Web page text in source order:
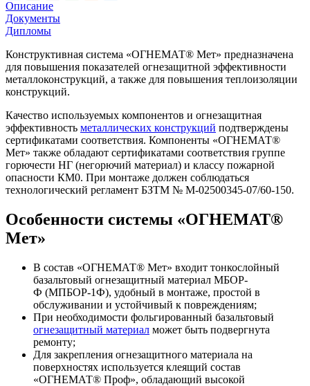
Описание
Документы
Дипломы
Конструктивная система «ОГНЕМАТ® Мет» предназначена
для повышения показателей огнезащитной эффективности
металлоконструкций, а также для повышения теплоизоляции
конструкций.
Качество используемых компонентов и огнезащитная
эффективность металлических конструкций подтверждены
сертификатами соответствия. Компоненты «ОГНЕМАТ®
Мет» также обладают сертификатами соответствия группе
горючести НГ (негорючий материал) и классу пожарной
опасности КМ0. При монтаже должен соблюдаться
технологический регламент БЗТМ № М-02500345-07/60-150.
Особенности системы «ОГНЕМАТ®
Мет»
В состав «ОГНЕМАТ® Мет» входит тонкослойный
базальтовый огнезащитный материал МБОР-
Ф (МПБОР-1Ф), удобный в монтаже, простой в
обслуживании и устойчивый к повреждениям;
При необходимости фольгированный базальтовый
огнезащитный материал может быть подвергнута
ремонту;
Для закрепления огнезащитного материала на
поверхностях используется клеящий состав
«ОГНЕМАТ® Проф», обладающий высокой